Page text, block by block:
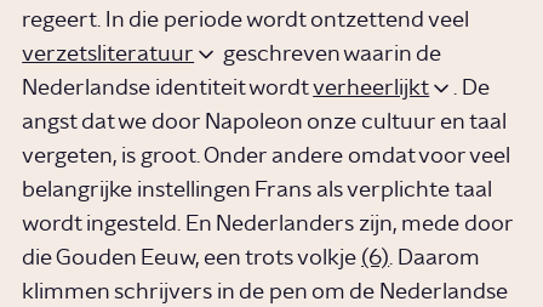
regeert. In die periode wordt ontzettend veel
verzetsliteratuur
geschreven waarin de
Nederlandse identiteit wordtverheerlijkt
. De
angst dat we door Napoleon onze cultuur en taal
vergeten, is groot. Onder andere omdat voor veel
belangrijke instellingen Frans als verplichte taal
wordt ingesteld. En Nederlanders zijn, mede door
die Gouden Eeuw, een trots volkje (6). Daarom
klimmen schrijvers in de pen om de Nederlandse